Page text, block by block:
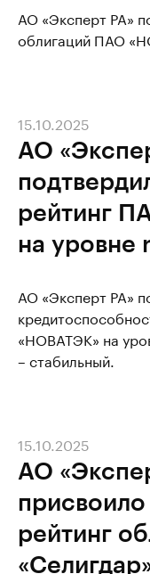
АО «Эксперт РА»
облигаций ПАО
АО
рейтинг
на уровне
15.10.2025
АО «Эксперт РА»
«НОВАТЭК» на
– стабильный.
АО
рейтинг
15.10.2025